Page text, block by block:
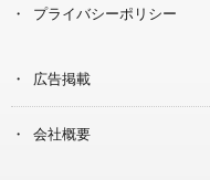
プライバシーポリシー
広告掲載
会社概要